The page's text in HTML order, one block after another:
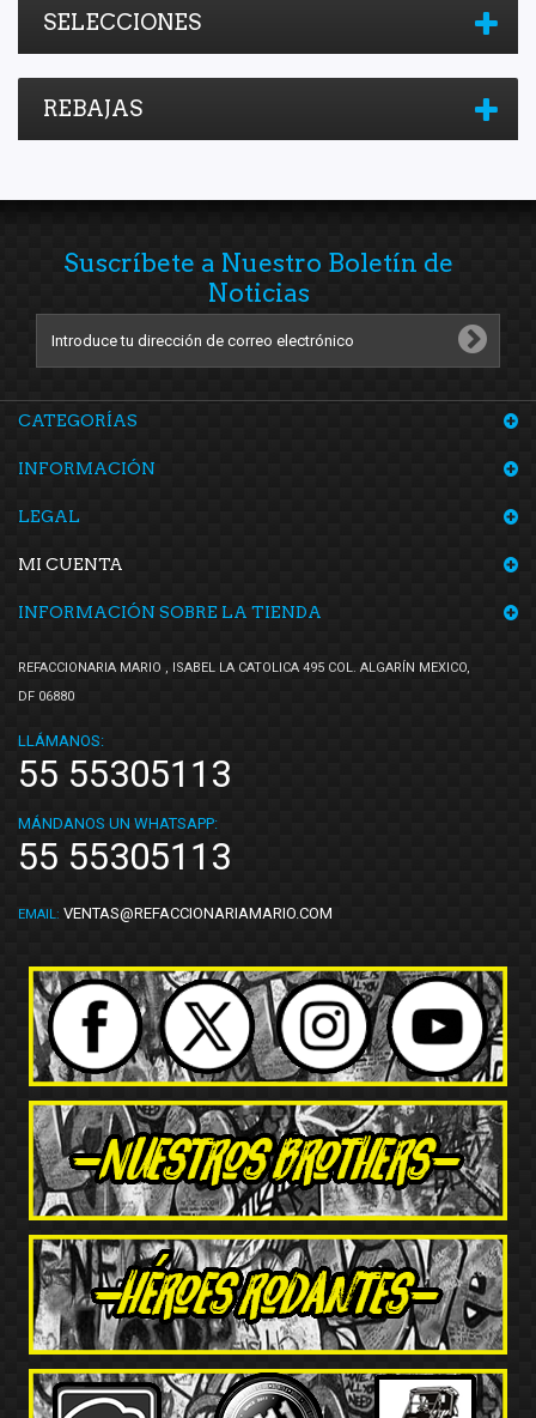
Trasero Izquierdo(6)
SELECCIONES
REBAJAS
Suscríbete a Nuestro Boletín de
Noticias
CATEGORÍAS
INFORMACIÓN
LEGAL
MI CUENTA
INFORMACIÓN SOBRE LA TIENDA
REFACCIONARIA MARIO , ISABEL LA CATOLICA 495 COL. ALGARÍN MEXICO,
DF 06880
LLÁMANOS:
55 55305113
MÁNDANOS UN WHATSAPP:
55 55305113
EMAIL: VENTAS@REFACCIONARIAMARIO.COM